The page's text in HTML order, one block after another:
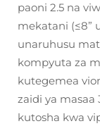
paoni 2.5 na
mekatani (≤8”
unaruhusu
kompyuta za
kutegemea
zaidi ya masaa
kutosha kwa